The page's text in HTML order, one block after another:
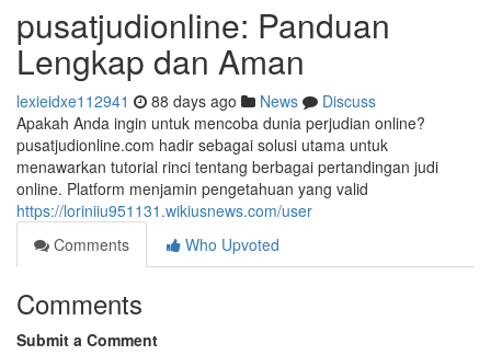
pusatjudionline: Panduan
Lengkap dan Aman
lexieidxe112941 88 days ago News
Discuss
Apakah Anda ingin untuk mencoba dunia perjudian online?
pusatjudionline.com hadir sebagai solusi utama untuk
menawarkan tutorial rinci tentang berbagai pertandingan judi
online. Platform menjamin pengetahuan yang valid
https://loriniiu951131.wikiusnews.com/user
Comments
Who Upvoted
Comments
Submit a Comment